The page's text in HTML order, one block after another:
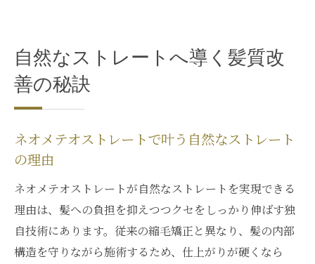
トの実践法
ネオメテオストレート施術で髪の悩みをケ
アする方法
ト活用事例
導くヒント
髪の悩み解消を叶えるネオメテオストレー
トの活かし方
自分らしい美しさを引き出す髪質改善の選び方
自然なストレートへ導く髪質改
善の秘訣
ネオメテオストレートで叶う自然なストレート
の理由
ネオメテオストレートが自然なストレートを実現できる
理由は、髪への負担を抑えつつクセをしっかり伸ばす独
自技術にあります。従来の縮毛矯正と異なり、髪の内部
構造を守りながら施術するため、仕上がりが硬くなら